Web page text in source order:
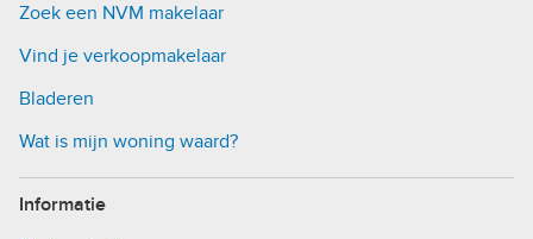
Zoek een NVM makelaar
Vind je verkoopmakelaar
Bladeren
Wat is mijn woning waard?
Informatie